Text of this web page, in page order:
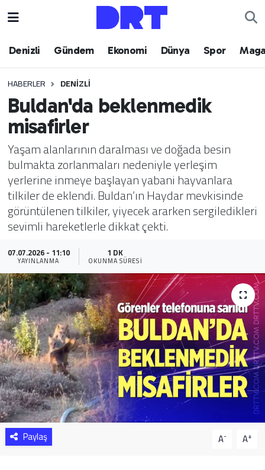
Denizli Gündem Ekonomi Dünya Spor
HABERLER DENIZLI
Buldan'da beklenmedik
misafirler
Yaşam alanlarının daralması ve doğada besin
bulmakta zorlanmaları nedeniyle yerleşim
yerlerine inmeye başlayan yabani hayvanlara
tilkiler de eklendi. Buldan’ın Haydar mevkisinde
görüntülenen tilkiler, yiyecek ararken sergiledikleri
sevimli hareketlerle dikkat çekti.
07.07.2026 - 11:10
YAYINLANMA
1 DK
OKUNMA SÜRESI
Paylaş A- A+
Denizli
Ekonomi
Dünya
Spor
Magazin
Teknoloji
Yaşam
Sağlık
Yazarlar
Resmi İlan
Resmi Reklam
Hava Durumu
Trafik Durumu
Puan Durumu ve Fikstür
Tüm Manşetler
Son Dakika Haberleri
Haber Arşivi